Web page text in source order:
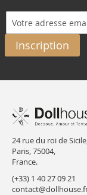
Inscription
24 rue du roi de
Paris, 75004,
France.
(+33) 1 40 27 09 21